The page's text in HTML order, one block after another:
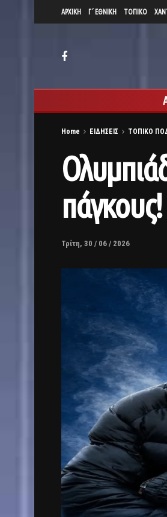
ΑΡΧΙΚΗ Γ΄ ΕΘΝΙΚΗ ΤΟΠΙΚΟ
Home ΕΙΔΗΣΕΙΣ ΤΟΠΙΚΟ
πάγκους!
Τρίτη, 30 / 06 / 2026